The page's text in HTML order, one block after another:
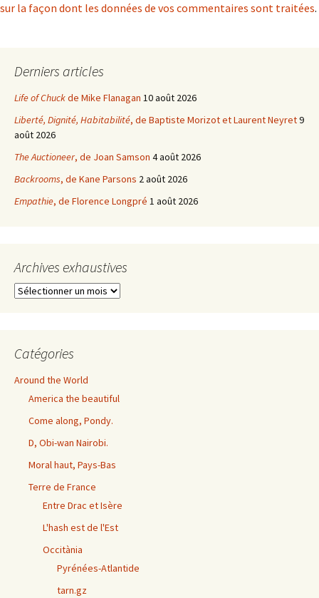
sur la façon dont les données de vos commentaires sont traitées.
Derniers articles
Life of Chuckde Mike Flanagan 10 août 2026
Liberté, Dignité, Habitabilité, de Baptiste Morizot et Laurent Neyret9
août 2026
The Auctioneer, de Joan Samson 4 août 2026
Backrooms, de Kane Parsons 2 août 2026
Empathie, de Florence Longpré 1 août 2026
Archives exhaustives
Archives
Catégories
Around the World
America the beautiful
Come along, Pondy.
D, Obi-wan Nairobi.
Moral haut, Pays-Bas
Terre de France
Entre Drac et Isère
L'hash est de l'Est
Occitània
Pyrénées-Atlantide
tarn.gz